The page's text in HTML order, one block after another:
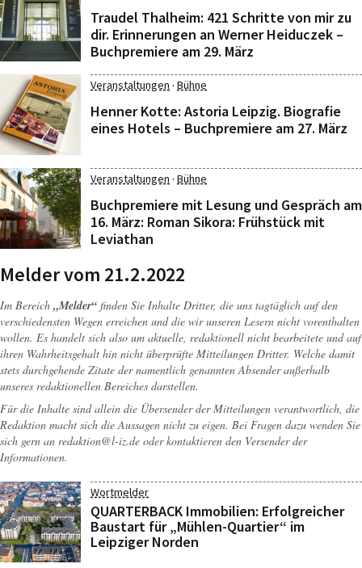
Traudel Thalheim: 421 Schritte von mir zu
dir. Erinnerungen an Werner Heiduczek –
Buchpremiere am 29. März
Veranstaltungen · Bühne
Henner Kotte: Astoria Leipzig. Biografie
eines Hotels – Buchpremiere am 27. März
Veranstaltungen · Bühne
Buchpremiere mit Lesung und Gespräch am
16. März: Roman Sikora: Frühstück mit
Leviathan
Melder vom 21.2.2022
Im Bereich „Melder“ finden Sie Inhalte Dritter, die uns tagtäglich auf den
verschiedensten Wegen erreichen und die wir unseren Lesern nicht vorenthalten
wollen. Es handelt sich also um aktuelle, redaktionell nicht bearbeitete und auf
ihren Wahrheitsgehalt hin nicht überprüfte Mitteilungen Dritter. Welche damit
stets durchgehende Zitate der namentlich genannten Absender außerhalb
unseres redaktionellen Bereiches darstellen.
Für die Inhalte sind allein die Übersender der Mitteilungen verantwortlich, die
Redaktion macht sich die Aussagen nicht zu eigen. Bei Fragen dazu wenden Sie
sich gern an redaktion@l-iz.de oder kontaktieren den Versender der
Informationen.
Wortmelder
QUARTERBACK Immobilien: Erfolgreicher
Baustart für „Mühlen-Quartier“ im
Leipziger Norden